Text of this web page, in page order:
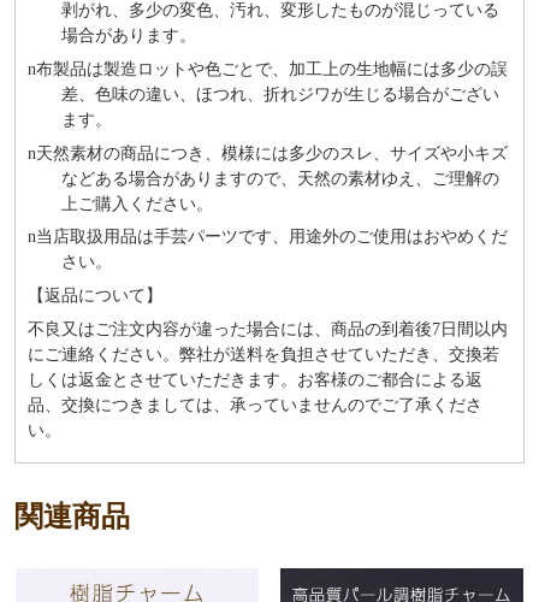
剥がれ、多少の変色、汚れ、変形したものが混じっている
場合があります。
n布製品は製造ロットや色ごとで、加工上の生地幅には多少の誤
差、色味の違い、ほつれ、折れジワが生じる場合がござい
ます。
n天然素材の商品につき、模様には多少のスレ、サイズや小キズ
などある場合がありますので、天然の素材ゆえ、ご理解の
上ご購入ください。
n当店取扱用品は⼿芸パーツです、⽤途外のご使⽤はおやめくだ
さい。
【返品について】
不良又はご注文内容が違った場合には、商品の到着後7日間以内
にご連絡ください。弊社が送料を負担させていただき、交換若
しくは返金とさせていただきます。お客様のご都合による返
品、交換につきましては、承っていませんのでご了承くださ
い。
関連商品